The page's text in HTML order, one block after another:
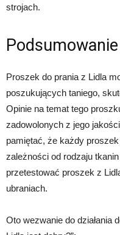
strojach.
Podsumowanie
Proszek do prania z Lidla
poszukujących taniego,
Opinie na temat tego
zadowolonych z jego
pamiętać, że każdy
zależności od rodzaju
przetestować proszek z
ubraniach.
Oto wezwanie do działania